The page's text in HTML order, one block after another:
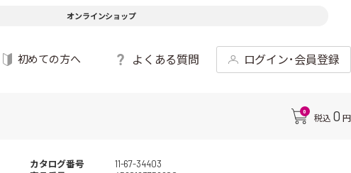
オンラインショップ
初めての方へ よくある質問 ログイン･会員登録
0
税込 0 円
カタログ番号
11-67-34403